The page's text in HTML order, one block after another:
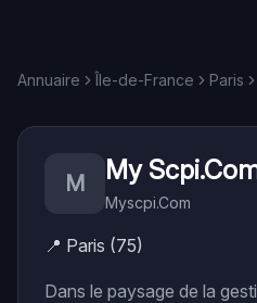
Annuaire Île-de-France Paris
M My
Myscpi.Com
📍 Paris (75)
Dans le paysage de la